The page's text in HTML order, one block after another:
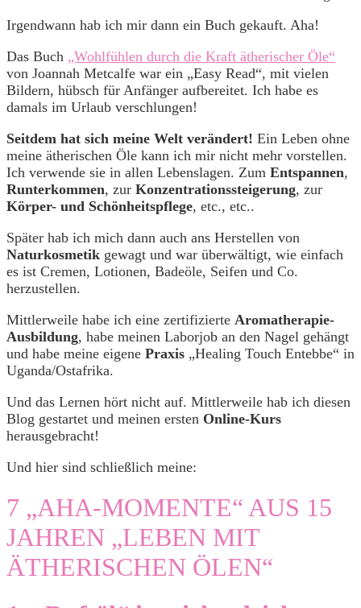
Irgendwann hab ich mir dann ein Buch gekauft. Aha!
Das Buch „Wohlfühlen durch die Kraft ätherischer Öle“
von Joannah Metcalfe war ein „Easy Read“, mit vielen
Bildern, hübsch für Anfänger aufbereitet. Ich habe es
damals im Urlaub verschlungen!
Seitdem hat sich meine Welt verändert! Ein Leben ohne
meine ätherischen Öle kann ich mir nicht mehr vorstellen.
Ich verwende sie in allen Lebenslagen. Zum Entspannen,
Runterkommen, zur Konzentrationssteigerung, zur
Körper- und Schönheitspflege, etc., etc..
Später hab ich mich dann auch ans Herstellen von
Naturkosmetik gewagt und war überwältigt, wie einfach
es ist Cremen, Lotionen, Badeöle, Seifen und Co.
herzustellen.
Mittlerweile habe ich eine zertifizierte Aromatherapie-
Ausbildung, habe meinen Laborjob an den Nagel gehängt
und habe meine eigene Praxis „Healing Touch Entebbe“ in
Uganda/Ostafrika.
Und das Lernen hört nicht auf. Mittlerweile hab ich diesen
Blog gestartet und meinen ersten Online-Kurs
herausgebracht!
Und hier sind schließlich meine:
7 „AHA-MOMENTE“ AUS 15
JAHREN „LEBEN MIT
ÄTHERISCHEN ÖLEN“